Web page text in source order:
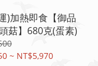
)加熱即食【御品
菇】680克(蛋素)
~ NT$5,970